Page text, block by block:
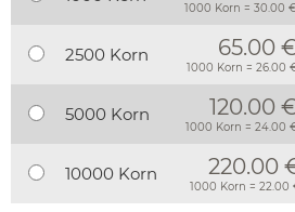
1000 Korn = 30.00
2500 Korn 65.00
1000 Korn = 26.00
5000 Korn 120.00
1000 Korn = 24.00
10000 Korn 220.00
1000 Korn = 22.00